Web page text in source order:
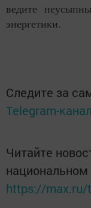
ведите
энергетики.
Следите за
Telegram-
Читайте
https://max.ru/